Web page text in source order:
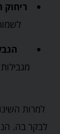
ריחוק
למרות
לבקר בה.